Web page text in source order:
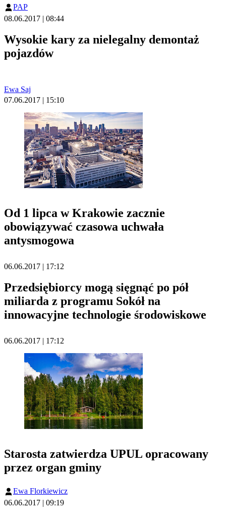
PAP
08.06.2017 | 08:44
Wysokie kary za nielegalny demontaż
pojazdów
Ewa Saj
07.06.2017 | 15:10
Od 1 lipca w Krakowie zacznie
obowiązywać czasowa uchwała
antysmogowa
06.06.2017 | 17:12
Przedsiębiorcy mogą sięgnąć po pół
miliarda z programu Sokół na
innowacyjne technologie środowiskowe
06.06.2017 | 17:12
Starosta zatwierdza UPUL opracowany
przez organ gminy
Ewa Florkiewicz
06.06.2017 | 09:19